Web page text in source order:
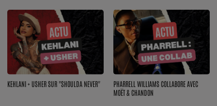
Top Soul Addict
Wiki RnB
SOUL ADDICT RADIO
Grille des programmes
KEHLANI + USHER SUR "SHOULDA NEVER"
PHARRELL WILLIAMS COLLABORE AVEC
MOËT & CHANDON